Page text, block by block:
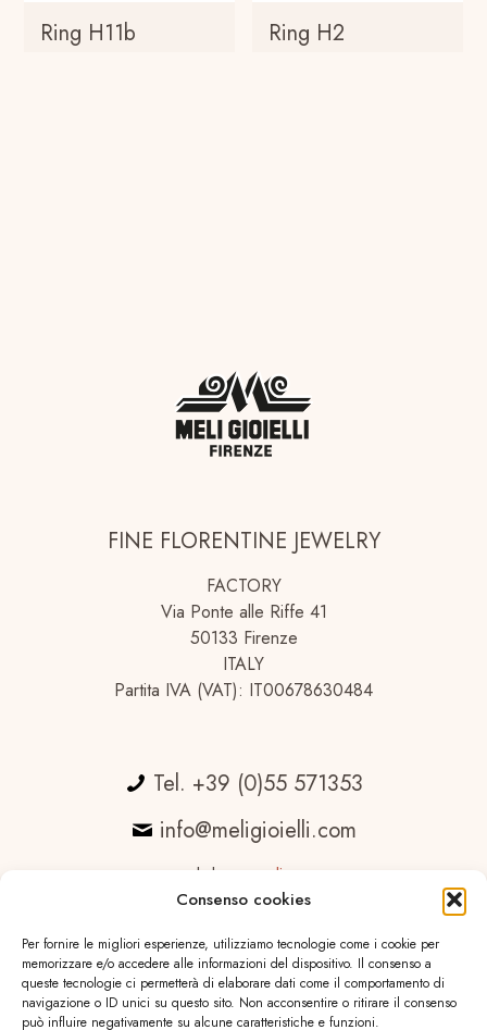
Consenso cookies
Per fornire le migliori esperienze, utilizziamo tecnologie come i cookie per
memorizzare e/o accedere alle informazioni del dispositivo. Il consenso a
queste tecnologie ci permetterà di elaborare dati come il comportamento di
navigazione o ID unici su questo sito. Non acconsentire o ritirare il consenso
può influire negativamente su alcune caratteristiche e funzioni.
Ring H11b Ring H2
FINE FLORENTINE JEWELRY
FACTORY
Via Ponte alle Riffe 41
50133 Firenze
ITALY
Partita IVA (VAT): IT00678630484
Tel. +39 (0)55 571353
info@meligioielli.com
web by essedicom